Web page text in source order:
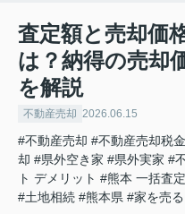
査定額と売却価
は？納得の売却
を解説
不動産売却 2026.06.15
#不動産売却 #不動産売却税金
却 #県外空き家 #県外実家 #
ト デメリット #熊本 一括査定
#土地相続 #熊本県 #家を売る